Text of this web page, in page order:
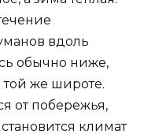
вдоль
обычно ниже,
той же широте.
от побережья,
климат